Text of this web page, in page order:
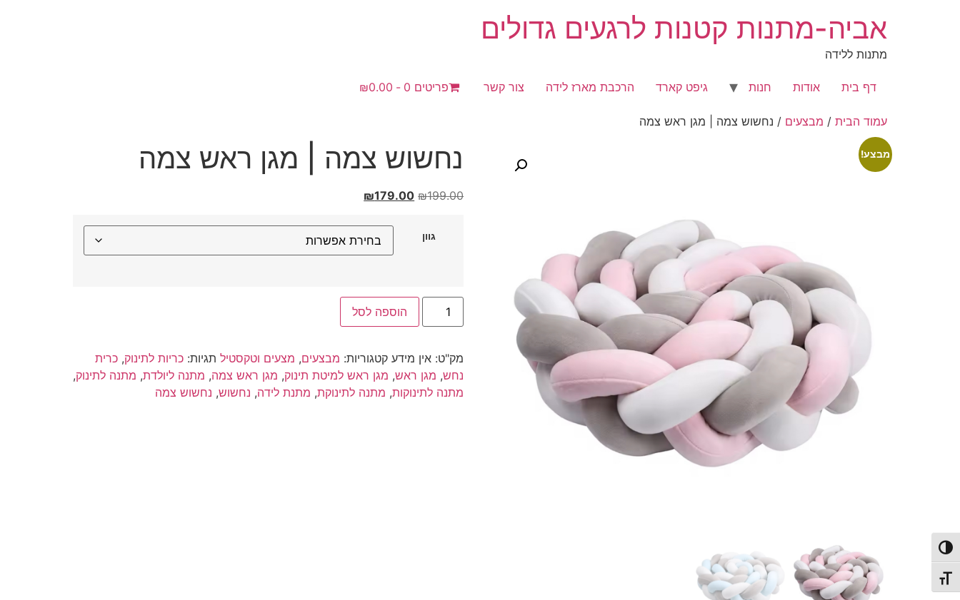
הפעל/כבה ניגודיות גבוהה
מתג גודל גופן
אביה-מתנות קטנות לרגעים גדולים
מתנות ללידה
דף בית אודות חנות גיפט קארד הרכבת מארז לידה צור קשר פריטים 0 ₪0.00
עמוד הבית / מבצעים / נחשוש צמה | מגן ראש צמה
מבצע! נחשוש צמה | מגן ראש צמה
₪199.00
המחיר
₪199.00.
₪179.00
המחיר
הוא:
₪179.00.
גוון
כמות
נחשוש
מגן
ראש
צמה
הוספה לסל
מק"ט: אין מידע קטגוריות: מבצעים, מצעים וטקסטיל תגיות: כריות לתינוק, כרית
נחש, מגן ראש, מגן ראש למיטת תינוק, מגן ראש צמה, מתנה ליולדת, מתנה לתינוק,
מתנה לתינוקות, מתנה לתינוקת, מתנת לידה, נחשוש, נחשוש צמה